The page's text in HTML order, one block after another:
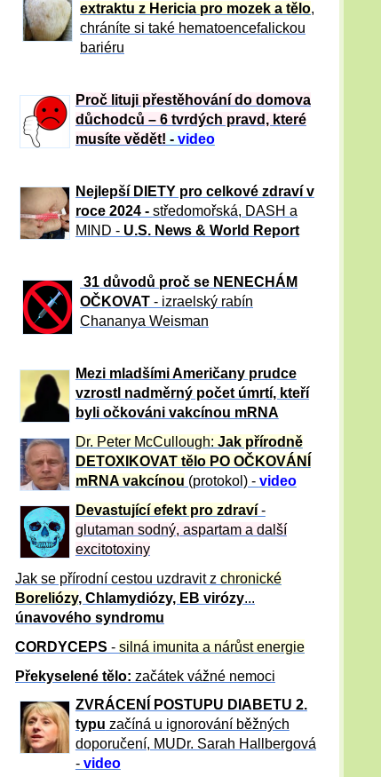
extraktu z Hericia pro mozek a tělo,
chráníte si také hematoencefalickou
bariéru
Proč lituji přestěhování do domova
důchodců – 6 tvrdých pravd, které
musíte vědět! - video
Nejlepší DIETY pro celkové zdraví v
roce 2024 - středomořská, DASH a
MIND - U.S. News & World Report
31 důvod ů proč se NENECHÁM
OČKOVAT - izraelský rabín
Chananya Weisman
Mezi mladšími Američany prudce
vzrostl nadměrný počet úmrtí, kteří
byli očkováni vakcínou mRNA
Dr. Peter McCullough: Jak přírodně
DETOXIKOVAT tělo PO OČKOVÁNÍ
mRNA vakcínou (protokol) - video
Devastující efekt pro zdraví-
glutaman sodný, aspartam a další
excitotoxiny
Jak se přírodní cestou uzdravit z chronické
Boreliózy, Chlamydiózy, EB virózy...
únavového syndromu
CORDYCEPS - silná imunita a nárůst energie
Překyselené tělo: začátek vážné nemoci
ZVRÁCE NÍ POSTUPU DIABETU 2.
typu začíná u ignorování běžných
doporučení, MUDr. Sarah Hallbergová
- video